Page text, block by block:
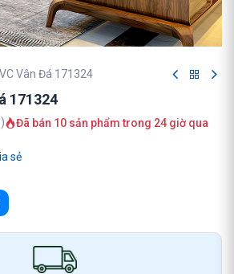
Vân Đá 171324
171324
Đã bán 10 sản phẩm trong 24 giờ qua
sẻ